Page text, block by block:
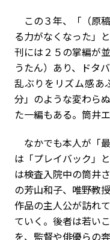
この３年、「（原
る力がなくなった」
刊には２５の掌編が
うたん）あり、ドタ
乱ぶりをリズム感あ
分」のような変わら
た一編もある。筒井
なかでも本人が「
は「プレイバック」
は検査入院中の筒井
の芳山和子、唯野教
作品の主人公が訪れ
ていく。後者は若い
を、監督や俳優らの